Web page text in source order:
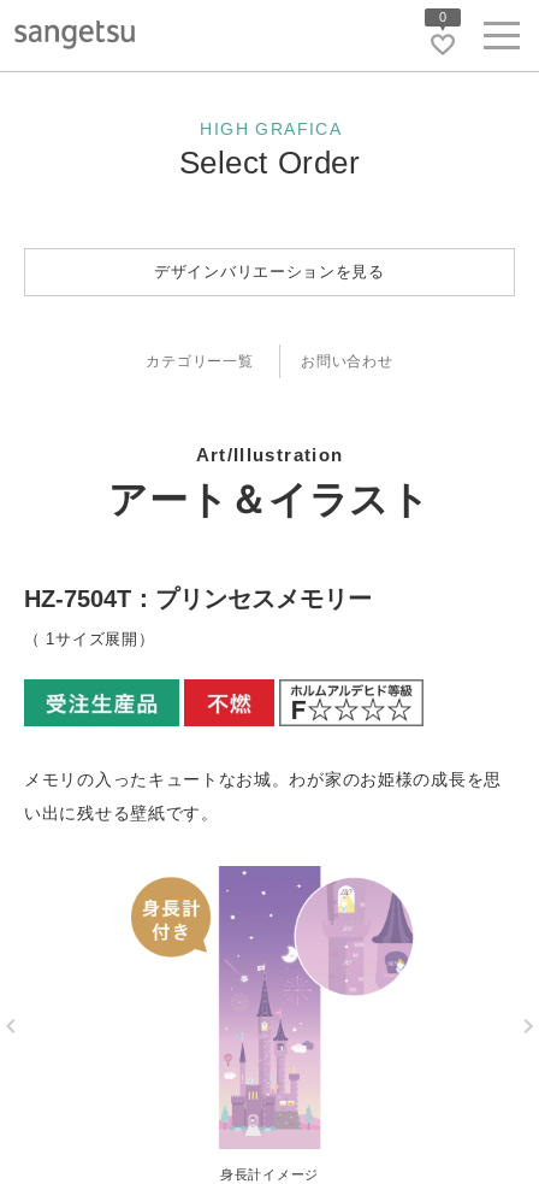
0
HIGH GRAFICA
Select Order
デザインバリエーションを見る
Art/Illustration
アート＆イラスト
カテゴリー一覧 お問い合わせ
HZ-7504T：プリンセスメモリー
（ 1サイズ展開）
メモリの入ったキュートなお城。わが家のお姫様の成長を思
い出に残せる壁紙です。
身長計イメージ